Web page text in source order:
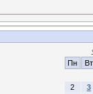
Пн
Вт
2
3